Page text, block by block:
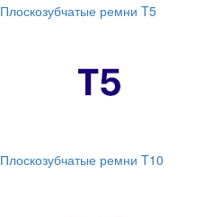
Плоскозубчатые ремни T5
Плоскозубчатые ремни T10